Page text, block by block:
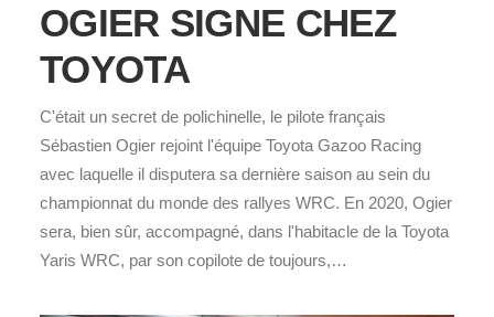
OGIER SIGNE CHEZ
TOYOTA
C'était un secret de polichinelle, le pilote français
Sébastien Ogier rejoint l'équipe Toyota Gazoo Racing
avec laquelle il disputera sa dernière saison au sein du
championnat du monde des rallyes WRC. En 2020, Ogier
sera, bien sûr, accompagné, dans l'habitacle de la Toyota
Yaris WRC, par son copilote de toujours,…